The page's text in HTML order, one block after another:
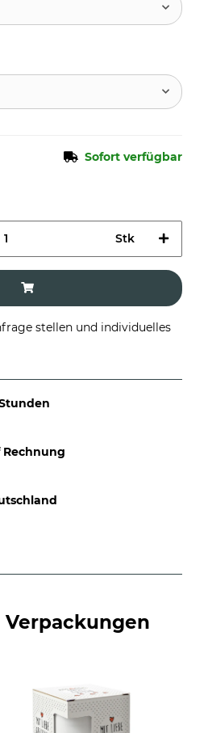
Sofort verfügbar
Stk
stellen und individuelles
Rechnung
Verpackungen